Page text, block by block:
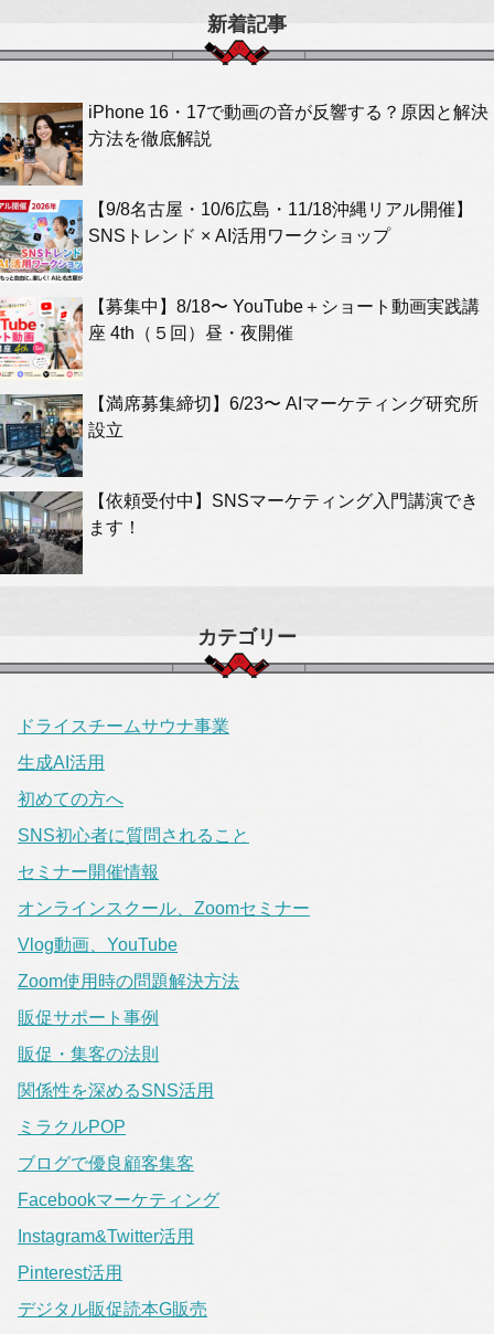
新着記事
iPhone 16・17で動画の音が反響する？原因と解決
方法を徹底解説
【9/8名古屋・10/6広島・11/18沖縄リアル開催】
SNSトレンド × AI活用ワークショップ
【募集中】8/18〜 YouTube＋ショート動画実践講
座 4th（５回）昼・夜開催
【満席募集締切】6/23〜 AIマーケティング研究所
設立
【依頼受付中】SNSマーケティング入門講演でき
ます！
カテゴリー
ドライスチームサウナ事業
生成AI活用
初めての方へ
SNS初心者に質問されること
セミナー開催情報
オンラインスクール、Zoomセミナー
Vlog動画、YouTube
Zoom使用時の問題解決方法
販促サポート事例
販促・集客の法則
関係性を深めるSNS活用
ミラクルPOP
ブログで優良顧客集客
Facebookマーケティング
Instagram&Twitter活用
Pinterest活用
デジタル販促読本G販売